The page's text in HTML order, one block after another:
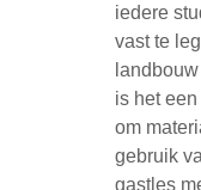
iedere
vast te
is het
om
gebruik
gastles